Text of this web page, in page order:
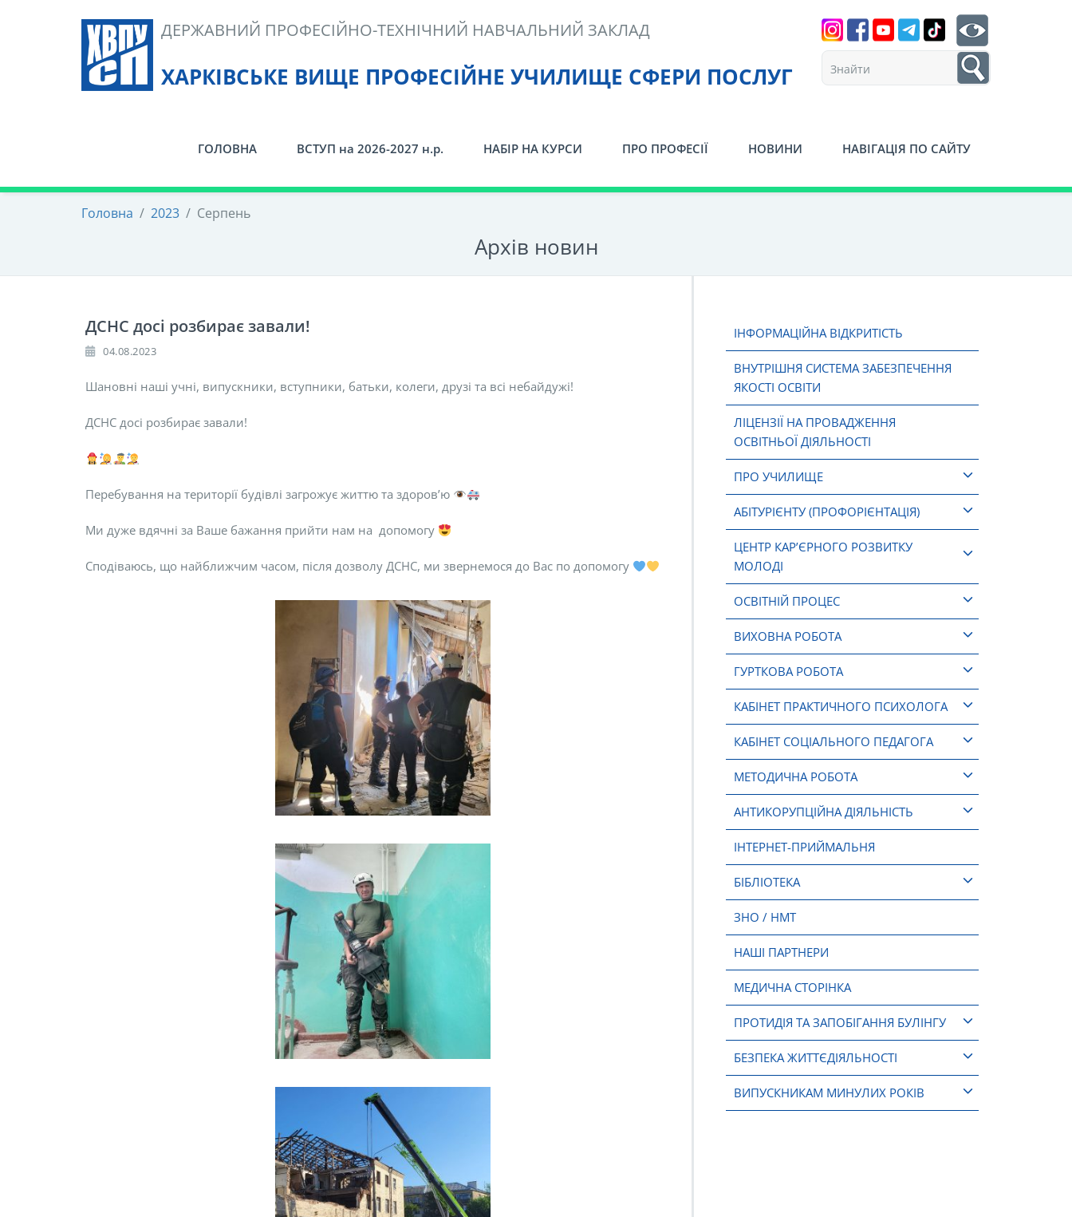
ХАРКІВСЬКЕ ВИЩЕ ПРОФЕСІЙНЕ УЧИЛИЩЕ СФЕРИ ПОСЛУГ
ДЕРЖАВНИЙ ПРОФЕСІЙНО-ТЕХНІЧНИЙ НАВЧАЛЬНИЙ ЗАКЛАД
1
ГОЛОВНА ВСТУП на 2026-2027 н.р. НАБІР НА КУРСИ ПРО ПРОФЕСІЇ НОВИНИ НАВІГАЦІЯ ПО САЙТУ
Головна / 2023 / Серпень
Архiв новин
ДСНС досі розбирає завали!
04.08.2023
Шановні наші учні, випускники, вступники, батьки, колеги, друзі та всі небайдужі!
ДСНС досі розбирає завали!
Перебування на території будівлі загрожує життю та здоров’ю
Ми дуже вдячні за Ваше бажання прийти нам на допомогу
Сподіваюсь, що найближчим часом, після дозволу ДСНС, ми звернемося до Вас по допомогу
ІНФОРМАЦІЙНА ВІДКРИТІСТЬ
ВНУТРІШНЯ СИСТЕМА ЗАБЕЗПЕЧЕННЯ
ЯКОСТІ ОСВІТИ
ЛІЦЕНЗІЇ НА ПРОВАДЖЕННЯ
ОСВІТНЬОЇ ДІЯЛЬНОСТІ
ПРО УЧИЛИЩЕ
АБІТУРІЄНТУ (ПРОФОРІЄНТАЦІЯ)
ЦЕНТР КАР’ЄРНОГО РОЗВИТКУ
МОЛОДІ
ОСВІТНІЙ ПРОЦЕС
ВИХОВНА РОБОТА
ГУРТКОВА РОБОТА
КАБІНЕТ ПРАКТИЧНОГО ПСИХОЛОГА
КАБІНЕТ СОЦІАЛЬНОГО ПЕДАГОГА
МЕТОДИЧНА РОБОТА
АНТИКОРУПЦІЙНА ДІЯЛЬНІСТЬ
ІНТЕРНЕТ-ПРИЙМАЛЬНЯ
БІБЛІОТЕКА
ЗНО / НМТ
НАШІ ПАРТНЕРИ
МЕДИЧНА СТОРІНКА
ПРОТИДІЯ ТА ЗАПОБІГАННЯ БУЛІНГУ
БЕЗПЕКА ЖИТТЄДІЯЛЬНОСТІ
ВИПУСКНИКАМ МИНУЛИХ РОКІВ